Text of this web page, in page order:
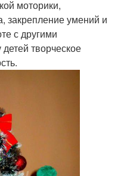
моторики,
закрепление умений и
с другими
творческое